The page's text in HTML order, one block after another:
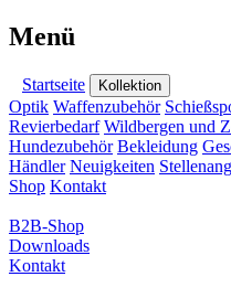
Menü
Startseite Kollektion
Optik Waffenzubehör
Revierbedarf Wildbergen und
Hundezubehör Bekleidung
Händler Neuigkeiten
Shop Kontakt
B2B-Shop
Downloads
Kontakt